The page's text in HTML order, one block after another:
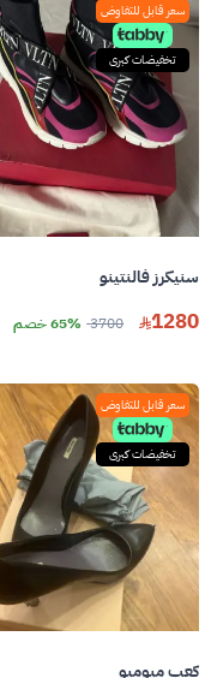
سعر قابل للتفاوض
تخفيضات كبرى
سنيكرز فالنتينو
1280
3700 65% خصم
سعر قابل للتفاوض
تخفيضات كبرى
كعب ميوميو